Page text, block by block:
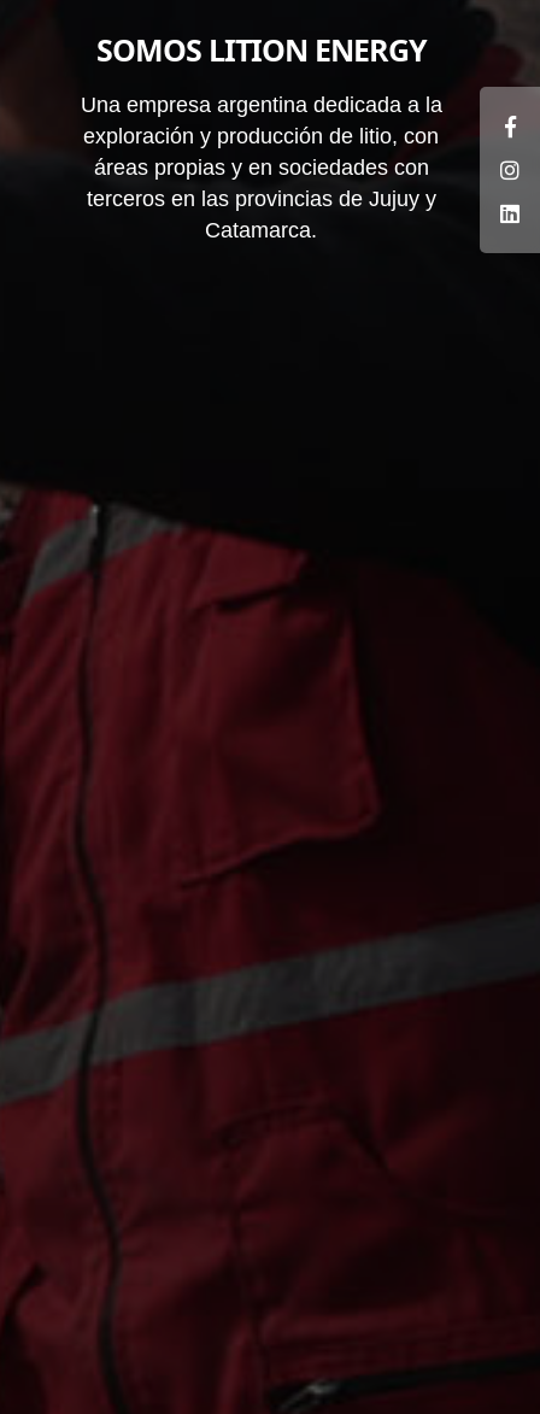
SOMOS LITION ENERGY
Una empresa argentina dedicada a la
exploración y producción de litio, con
áreas propias y en sociedades con
terceros en las provincias de Jujuy y
Catamarca.